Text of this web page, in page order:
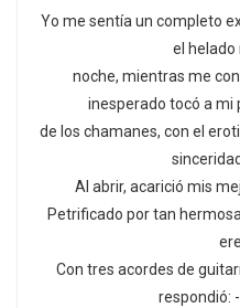
Yo me sentía un completo
el helado
noche, mientras me
inesperado tocó a mi
de los chamanes, con el
Al abrir, acarició mis
Petrificado por tan
Con tres acordes de
respondió: